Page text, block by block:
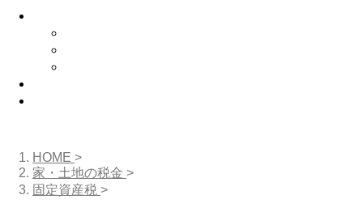
HOME >
家・土地の税金 >
固定資産税 >